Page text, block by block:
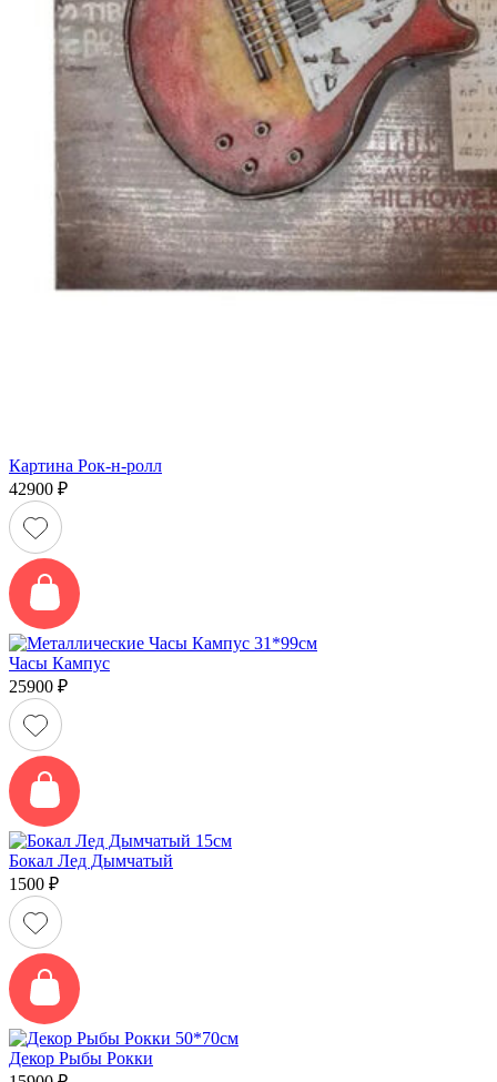
Картина Рок-н-ролл
42900 ₽
Часы Кампус
25900 ₽
Бокал Лед Дымчатый
1500 ₽
Декор Рыбы Рокки